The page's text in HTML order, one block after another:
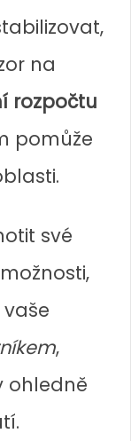
na
rozpočtu
pomůže
své
,
ohledně